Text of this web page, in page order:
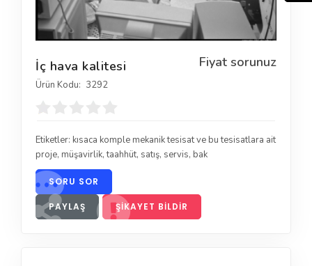
Fiyat sorunuz
İç hava kalitesi
Ürün Kodu: 3292
Etiketler: kısaca komple mekanik tesisat ve bu tesisatlara ait
proje, müşavirlik,taahhüt, satış, servis, bak
SORU SOR
PAYLAŞ ŞIKAYET BILDIR